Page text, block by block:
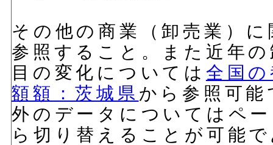
その他の商業（卸売業）
参照すること。また近年
目の変化については 全国
額額：茨城県 から参照可
外のデータについてはペ
ら切り替えることが可能